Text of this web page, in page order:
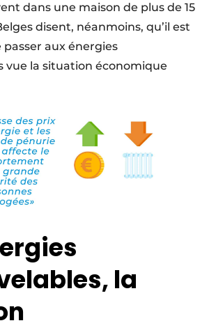
dans une maison de plus de 15
disent, néanmoins, qu’il est
passer aux énergies
vue la situation économique
la